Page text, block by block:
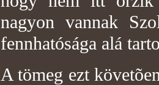
nagyon vannak
fennhatósága alá
A tömeg ezt